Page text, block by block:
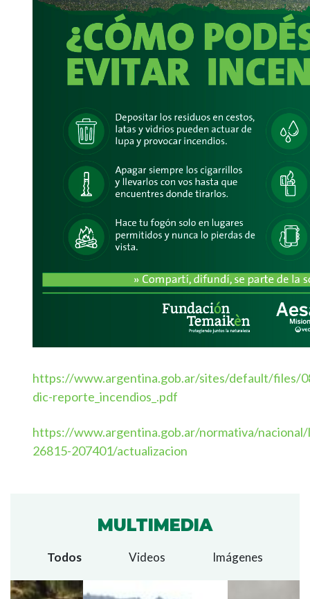
https://www.argentina.gob.ar/sites/default/files/
dic-reporte_incendios_.pdf
https://www.argentina.gob.ar/normativa/
26815-207401/actualizacion
MULTIMEDIA
Todos Videos Imágenes